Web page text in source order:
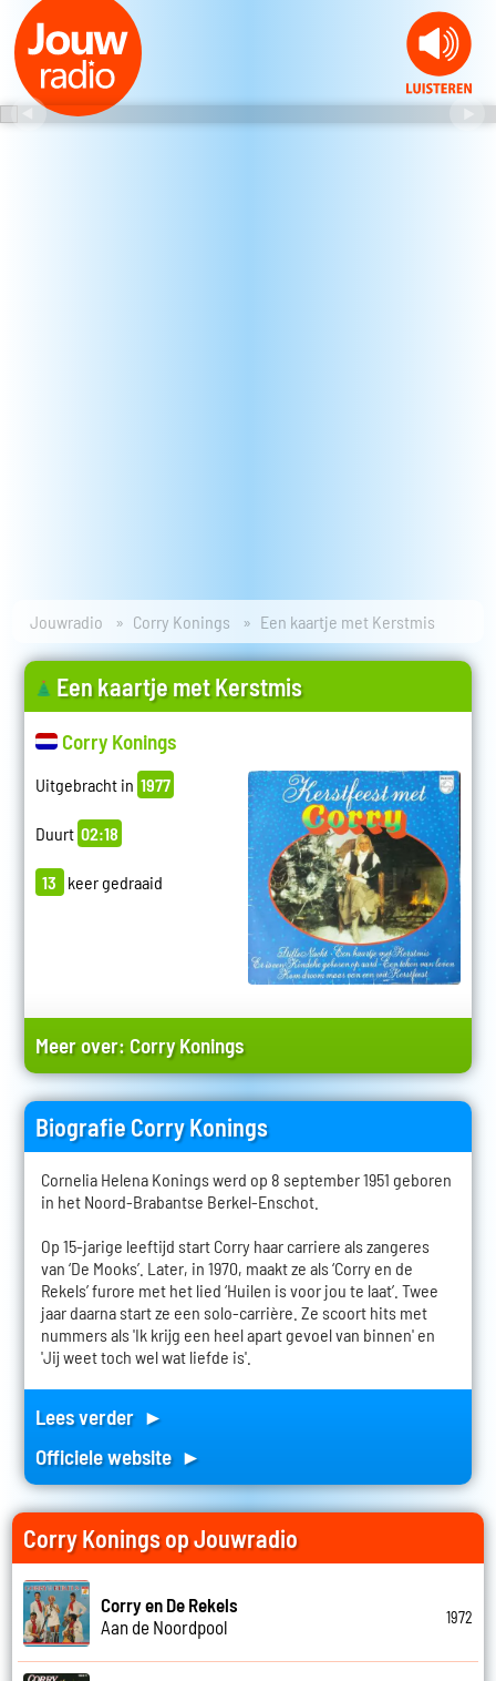
Jouwradio Corry Konings Een kaartje met Kerstmis
Een kaartje met Kerstmis
Corry Konings
Uitgebracht in 1977
Duurt 02:18
13 keer gedraaid
Meer over: Corry Konings
Biografie Corry Konings
Cornelia Helena Konings werd op 8 september 1951 geboren
in het Noord-Brabantse Berkel-Enschot.
Op 15-jarige leeftijd start Corry haar carriere als zangeres
van ‘De Mooks’. Later, in 1970, maakt ze als ‘Corry en de
Rekels’ furore met het lied ‘Huilen is voor jou te laat’. Twee
jaar daarna start ze een solo-carrière. Ze scoort hits met
nummers als 'Ik krijg een heel apart gevoel van binnen' en
'Jij weet toch wel wat liefde is'.
Lees verder ►
Officiele website ►
Corry Konings op Jouwradio
Corry en De Rekels
Aan de Noordpool
1972